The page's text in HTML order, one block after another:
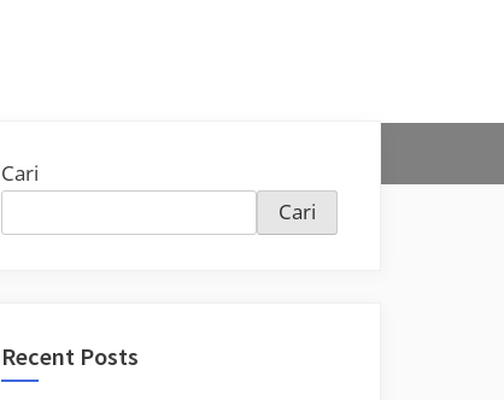
Cari
Cari
Recent Posts